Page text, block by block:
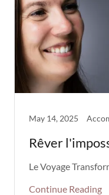
May 14, 2025
Rêver
Le Voyage
Continue Reading